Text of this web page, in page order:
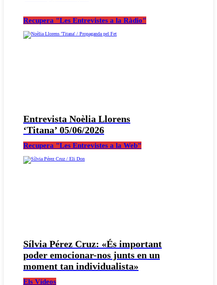
Recupera "Les Entrevistes a la Ràdio"
Entrevista Noèlia Llorens
‘Titana’ 05/06/2026
Recupera "Les Entrevistes a la Web"
Sílvia Pérez Cruz: «És important
poder emocionar-nos junts en un
moment tan individualista»
Els Vídeos